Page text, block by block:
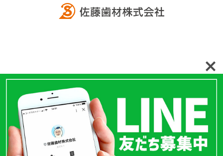
〒110-0015
東京都台東区東上野1丁目15-3
TEL.03-3833-3986 FAX.03-3833-3989